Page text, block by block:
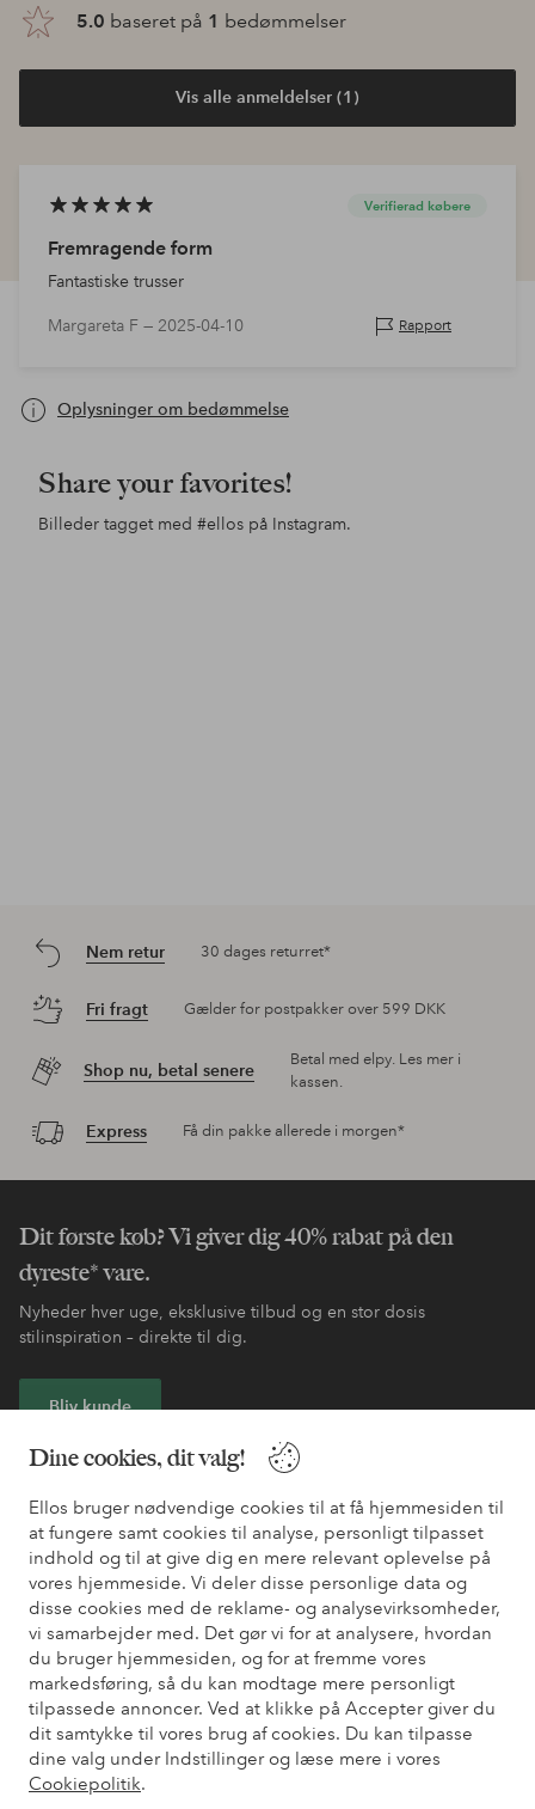
Dine cookies, dit valg!
Ellos bruger nødvendige cookies til at få hjemmesiden til
at fungere samt cookies til analyse, personligt tilpasset
indhold og til at give dig en mere relevant oplevelse på
vores hjemmeside. Vi deler disse personlige data og
disse cookies med de reklame- og analysevirksomheder,
vi samarbejder med. Det gør vi for at analysere, hvordan
du bruger hjemmesiden, og for at fremme vores
markedsføring, så du kan modtage mere personligt
tilpassede annoncer. Ved at klikke på Accepter giver du
dit samtykke til vores brug af cookies. Du kan tilpasse
dine valg under Indstillinger og læse mere i vores
Cookiepolitik.
5.0 baseret på 1 bedømmelser
Vis alle anmeldelser (1)
Verifierad købere
Fremragende form
Fantastiske trusser
Margareta F — 2025-04-10 Rapport
Oplysninger om bedømmelse
Share your favorites!
Billeder tagget med #ellos på Instagram.
Nem retur 30 dages returret*
Fri fragt Gælder for postpakker over 599 DKK
Shop nu, betal senere
Betal med elpy. Les mer i
kassen.
Express Få din pakke allerede i morgen*
Dit første køb? Vi giver dig 40% rabat på den
dyreste* vare.
Nyheder hver uge, eksklusive tilbud og en stor dosis
stilinspiration – direkte til dig.
Bliv kunde
* Se tilbudsbetingelser ved registrering
Har du brug for hjælp?
Du kan finde svar på de oftest stillede spørgsmål i vores FAQ.
Du kan også finde oplysninger om, hvordan du kontakter os.
Kundeservice Bestilling Betalingsmåde
Mine sider